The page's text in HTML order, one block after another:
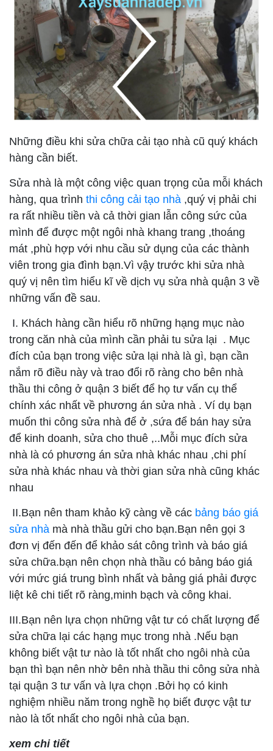
Những điều khi sửa chữa cải tạo nhà cũ quý khách
hàng cần biết.
Sửa nhà là một công việc quan trọng của mỗi khách
hàng, qua trình thi công cải tạo nhà ,quý vị phải chi
ra rất nhiều tiền và cả thời gian lẫn công sức của
mình để được một ngôi nhà khang trang ,thoáng
mát ,phù hợp với nhu cầu sử dụng của các thành
viên trong gia đình bạn.Vì vậy trước khi sửa nhà
quý vị nên tìm hiểu kĩ về dịch vụ sửa nhà quận 3 về
những vấn đề sau.
I. Khách hàng cần hiểu rõ những hạng mục nào
trong căn nhà của mình cần phải tu sửa lại . Mục
đích của bạn trong việc sửa lại nhà là gì, bạn cần
nắm rõ điều này và trao đổi rõ ràng cho bên nhà
thầu thi công ở quận 3 biết để họ tư vấn cụ thể
chính xác nhất về phương án sửa nhà . Ví dụ bạn
muốn thi công sửa nhà để ở ,sứa để bán hay sửa
để kinh doanh, sửa cho thuê ,..Mỗi mục đích sửa
nhà là có phương án sửa nhà khác nhau ,chi phí
sửa nhà khác nhau và thời gian sửa nhà cũng khác
nhau
II.Bạn nên tham khảo kỹ càng về các bảng báo giá
sửa nhà mà nhà thầu gửi cho bạn.Bạn nên gọi 3
đơn vị đến đến để khảo sát công trình và báo giá
sửa chữa.bạn nên chọn nhà thầu có bảng báo giá
với mức giá trung bình nhất và bảng giá phải được
liệt kê chi tiết rõ ràng,minh bạch và công khai.
III.Bạn nên lựa chọn những vật tư có chất lượng để
sửa chữa lại các hạng mục trong nhà .Nếu bạn
không biết vật tư nào là tốt nhất cho ngôi nhà của
bạn thì bạn nên nhờ bên nhà thầu thi công sửa nhà
tại quận 3 tư vấn và lựa chọn .Bởi họ có kinh
nghiệm nhiều năm trong nghề họ biết được vật tư
nào là tốt nhất cho ngôi nhà của bạn.
xem chi tiết